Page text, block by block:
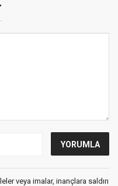
veya imalar, inançlara saldırı